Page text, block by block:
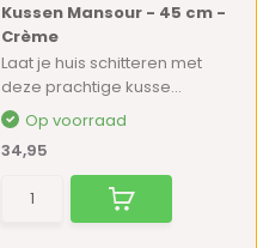
Kussen Mansour - 45 cm -
Crème
Laat je huis schitteren met
deze prachtige kusse...
Op voorraad
34,95